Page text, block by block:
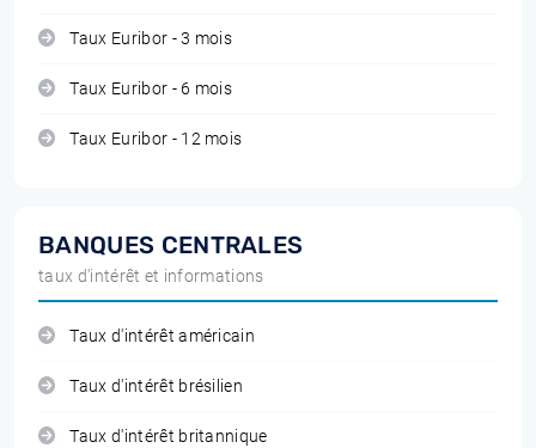
Taux Euribor - 3 mois
Taux Euribor - 6 mois
Taux Euribor - 12 mois
BANQUES CENTRALES
taux d'intérêt et informations
Taux d'intérêt américain
Taux d'intérêt brésilien
Taux d'intérêt britannique